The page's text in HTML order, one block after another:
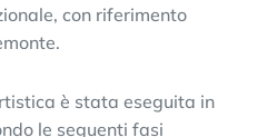
con riferimento
è stata eseguita in
le seguenti fasi